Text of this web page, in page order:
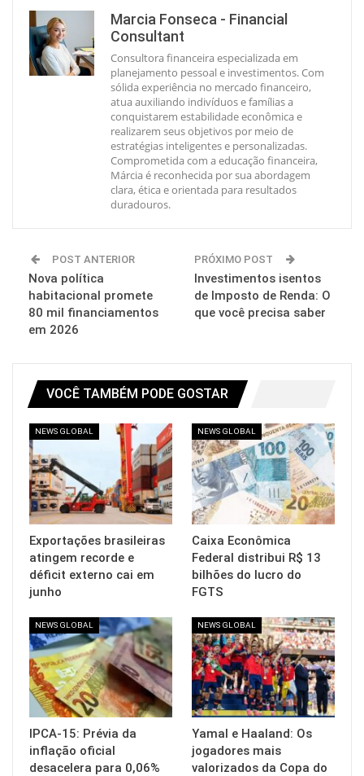
Marcia Fonseca - Financial
Consultant
Consultora financeira especializada em
planejamento pessoal e investimentos. Com
sólida experiência no mercado financeiro,
atua auxiliando indivíduos e famílias a
conquistarem estabilidade econômica e
realizarem seus objetivos por meio de
estratégias inteligentes e personalizadas.
Comprometida com a educação financeira,
Márcia é reconhecida por sua abordagem
clara, ética e orientada para resultados
duradouros.
POST ANTERIOR
Nova política
habitacional promete
80 mil financiamentos
em 2026
PRÓXIMO POST
Investimentos isentos
de Imposto de Renda: O
que você precisa saber
VOCÊ TAMBÉM PODE GOSTAR
NEWS GLOBAL
Exportações brasileiras
atingem recorde e
déficit externo cai em
junho
NEWS GLOBAL
Caixa Econômica
Federal distribui R$ 13
bilhões do lucro do
FGTS
NEWS GLOBAL
IPCA-15: Prévia da
inflação oficial
desacelera para 0,06%
NEWS GLOBAL
Yamal e Haaland: Os
jogadores mais
valorizados da Copa do